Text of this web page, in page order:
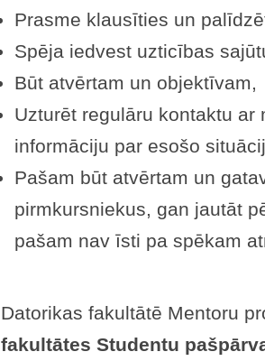
Prasme klausīties un
Spēja iedvest uzticības
Būt atvērtam un objektīvam,
Uzturēt regulāru kontaktu ar
informāciju par esošo
Pašam būt atvērtam un
pirmkursniekus, gan jautāt
pašam nav īsti pa spēkam
Datorikas fakultātē Mentoru
fakultātes Studentu